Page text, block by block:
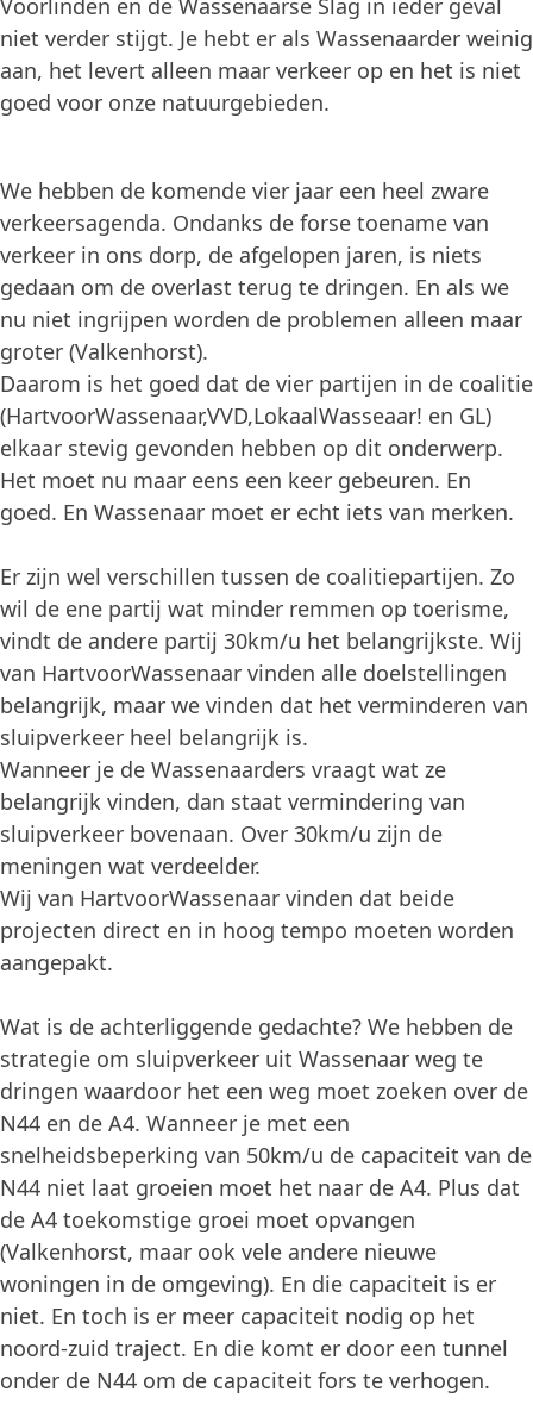
Voorlinden en de Wassenaarse Slag in ieder geval
niet verder stijgt. Je hebt er als Wassenaarder weinig
aan, het levert alleen maar verkeer op en het is niet
goed voor onze natuurgebieden.
We hebben de komende vier jaar een heel zware
verkeersagenda. Ondanks de forse toename van
verkeer in ons dorp, de afgelopen jaren, is niets
gedaan om de overlast terug te dringen. En als we
nu niet ingrijpen worden de problemen alleen maar
groter (Valkenhorst).
Daarom is het goed dat de vier partijen in de coalitie
(HartvoorWassenaar,VVD,LokaalWasseaar! en GL)
elkaar stevig gevonden hebben op dit onderwerp.
Het moet nu maar eens een keer gebeuren. En
goed. En Wassenaar moet er echt iets van merken.
Er zijn wel verschillen tussen de coalitiepartijen. Zo
wil de ene partij wat minder remmen op toerisme,
vindt de andere partij 30km/u het belangrijkste. Wij
van HartvoorWassenaar vinden alle doelstellingen
belangrijk, maar we vinden dat het verminderen van
sluipverkeer heel belangrijk is.
Wanneer je de Wassenaarders vraagt wat ze
belangrijk vinden, dan staat vermindering van
sluipverkeer bovenaan. Over 30km/u zijn de
meningen wat verdeelder.
Wij van HartvoorWassenaar vinden dat beide
projecten direct en in hoog tempo moeten worden
aangepakt.
Wat is de achterliggende gedachte? We hebben de
strategie om sluipverkeer uit Wassenaar weg te
dringen waardoor het een weg moet zoeken over de
N44 en de A4. Wanneer je met een
snelheidsbeperking van 50km/u de capaciteit van de
N44 niet laat groeien moet het naar de A4. Plus dat
de A4 toekomstige groei moet opvangen
(Valkenhorst, maar ook vele andere nieuwe
woningen in de omgeving). En die capaciteit is er
niet. En toch is er meer capaciteit nodig op het
noord-zuid traject. En die komt er door een tunnel
onder de N44 om de capaciteit fors te verhogen.